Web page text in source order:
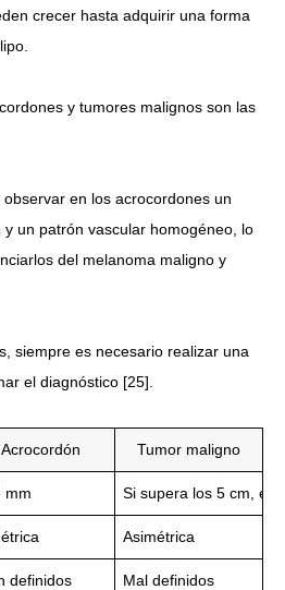
crecer hasta adquirir una forma
y tumores malignos son las
en los acrocordones un
un patrón vascular homogéneo, lo
del melanoma maligno y
siempre es necesario realizar una
el diagnóstico [25].
Acrocordón Tumor maligno
mm Si supera los 5 cm,
Asimétrica
definidos Mal definidos